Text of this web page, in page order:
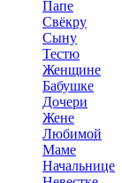
Папе
Свёкру
Сыну
Тестю
Женщине
Бабушке
Дочери
Жене
Любимой
Маме
Начальнице